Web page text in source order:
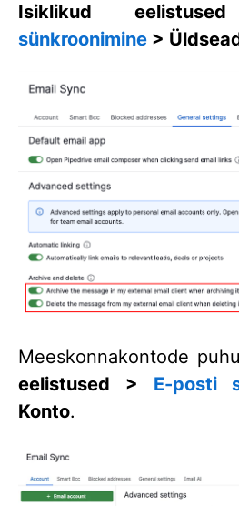
Isiklikud
sünkroonimine >
Meeskonnakontode
eelistused > E-posti
Konto.